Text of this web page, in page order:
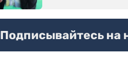
Подписывайтесь на